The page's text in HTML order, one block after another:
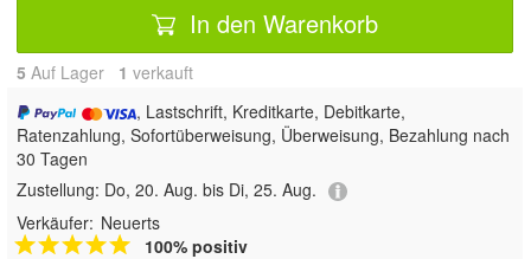
In den Warenkorb
5 Auf Lager 1 verkauft
, Lastschrift, Kreditkarte, Debitkarte,
Ratenzahlung, Sofortüberweisung, Überweisung, Bezahlung nach
30 Tagen
Zustellung: Do, 20. Aug. bis Di, 25. Aug.
Verkäufer: Neuerts
100% positiv